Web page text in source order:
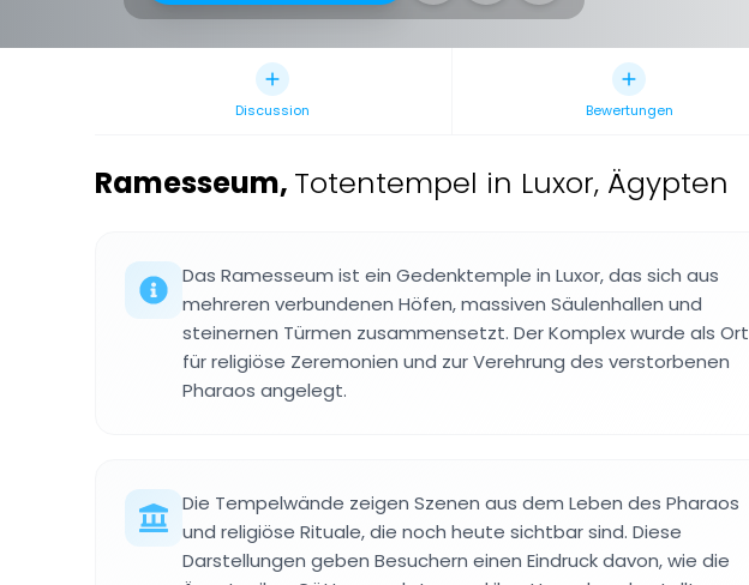
Discussion Bewertungen
Ramesseum, Totentempel in Luxor, Ägypten
Das Ramesseum ist ein Gedenktemple in Luxor, das sich aus
mehreren verbundenen Höfen, massiven Säulenhallen und
steinernen Türmen zusammensetzt. Der Komplex wurde als Ort
für religiöse Zeremonien und zur Verehrung des verstorbenen
Pharaos angelegt.
Die Tempelwände zeigen Szenen aus dem Leben des Pharaos
und religiöse Rituale, die noch heute sichtbar sind. Diese
Darstellungen geben Besuchern einen Eindruck davon, wie die